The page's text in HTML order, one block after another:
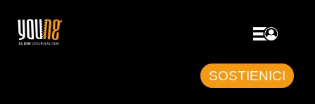
SOSTIENICI